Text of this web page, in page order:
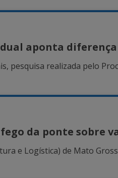
aponta diferença
pesquisa realizada pelo
da ponte sobre
e Logística) de Mato